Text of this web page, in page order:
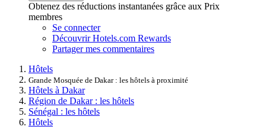
Obtenez des réductions instantanées grâce aux Prix
membres
Se connecter
Découvrir Hotels.com Rewards
Partager mes commentaires
Hôtels
Grande Mosquée de Dakar : les hôtels à proximité
Hôtels à Dakar
Région de Dakar : les hôtels
Sénégal : les hôtels
Hôtels